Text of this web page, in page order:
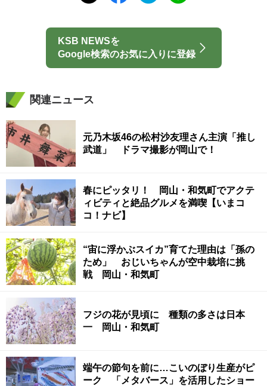
KSB NEWSを
Google検索のお気に入りに登録
関連ニュース
元乃木坂46の松村沙友理さん主演「推し
武道」 ドラマ撮影が岡山で！
春にピッタリ！ 岡山・和気町でアクテ
ィビティと絶品グルメを満喫【いまコ
コ！ナビ】
“宙に浮かぶスイカ”育てた理由は「孫の
ため」 おじいちゃんが空中栽培に挑
戦 岡山・和気町
フジの花が見頃に 種類の多さは日本
一 岡山・和気町
端午の節句を前に…こいのぼり生産がピ
ーク 「メタバース」を活用したショー